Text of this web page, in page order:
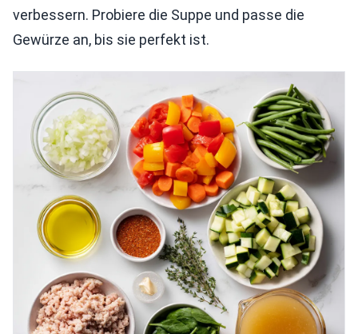
verbessern. Probiere die Suppe und passe die
Gewürze an, bis sie perfekt ist.